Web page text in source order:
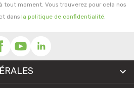
tout moment. Vous trouverez pour cela nos
dans la politique de confidentialité.
